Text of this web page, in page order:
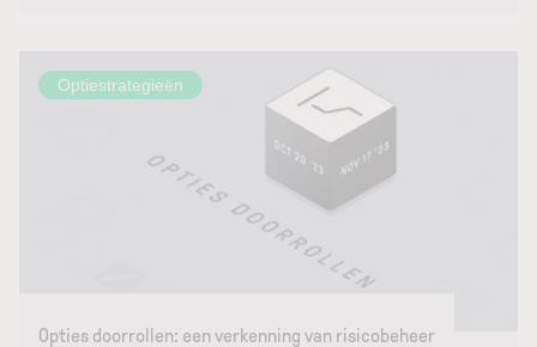
Optiestrategieën
Opties doorrollen: een verkenning van risicobeheer